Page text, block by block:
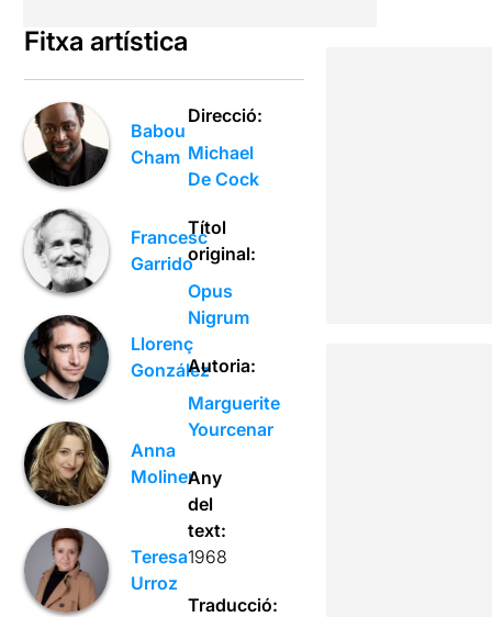
Fitxa artística
Babou
Cham
Francesc
Garrido
Llorenç
González
Anna
Moliner
Teresa
Urroz
Direcció:
Michael
De Cock
Títol
original:
Opus
Nigrum
Autoria:
Marguerite
Yourcenar
Any
del
text:
1968
Traducció: